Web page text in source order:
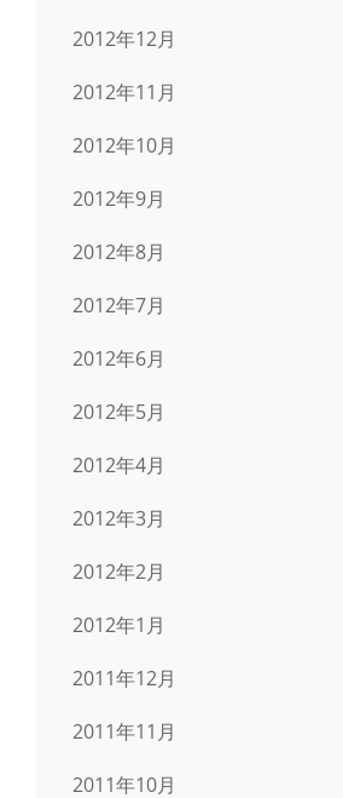
2012年12月
2012年11月
2012年10月
2012年9月
2012年8月
2012年7月
2012年6月
2012年5月
2012年4月
2012年3月
2012年2月
2012年1月
2011年12月
2011年11月
2011年10月